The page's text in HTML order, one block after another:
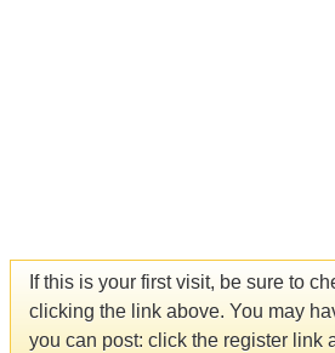
If this is your first visit, be sure to
clicking the link above. You may
you can post: click the register link